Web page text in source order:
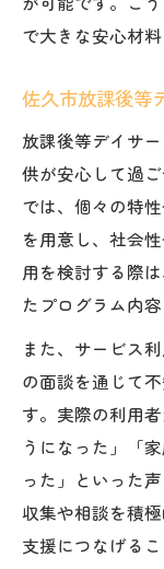
で大きな安心材料
佐久市放課後等
放課後等デイサ
供が安心して過
では、個々の特
を用意し、社会
用を検討する際
たプログラム内
また、サービス
の面談を通じて
す。実際の利用
うになった」「
った」といった
収集や相談を積
支援につなげるこ